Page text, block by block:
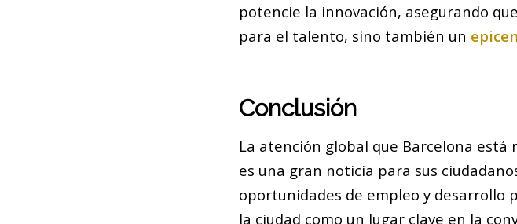
potencie la innovación, asegurando
para el talento, sino también un
Conclusión
La atención global que Barcelona
es una gran noticia para sus
oportunidades de empleo y desarrollo
la ciudad como un lugar clave en la